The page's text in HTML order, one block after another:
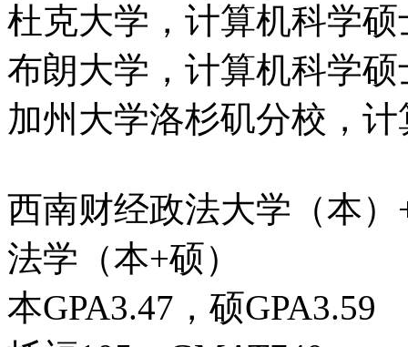
杜克大学，计算机科学硕
布朗大学，计算机科学硕
加州大学洛杉矶分校，
西南财经政法大学（本
法学（本+硕）
本GPA3.47，硕GPA3.59